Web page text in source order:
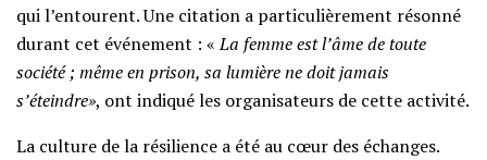
qui l’entourent. Une citation a particulièrement résonné
durant cet événement : «La femme est l’âme de toute
société ; même en prison, sa lumière ne doit jamais
s’éteindre», ont indiqué les organisateurs de cette activité.
La culture de la résilience a été au cœur des échanges.